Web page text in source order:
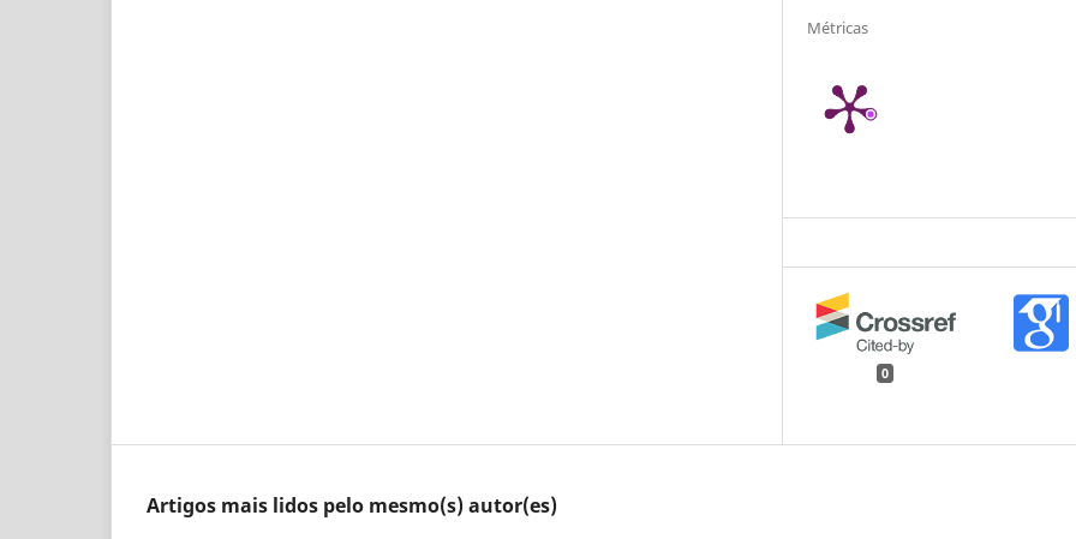
Métricas
0
Artigos mais lidos pelo mesmo(s) autor(es)